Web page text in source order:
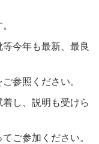
今年も最新、最良
参照ください。
し、説明も受けら
ご参加ください。